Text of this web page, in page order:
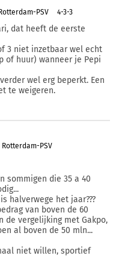
PSV 4-3-3
dat heeft de eerste
3 niet inzetbaar wel echt
of huur) wanneer je Pepi
wel erg beperkt. Een
te weigeren.
PSV
sommigen die 35 a 40
halverwege het jaar???
van boven de 60
de vergelijking met Gakpo,
al boven de 50 mln...
niet willen, sportief